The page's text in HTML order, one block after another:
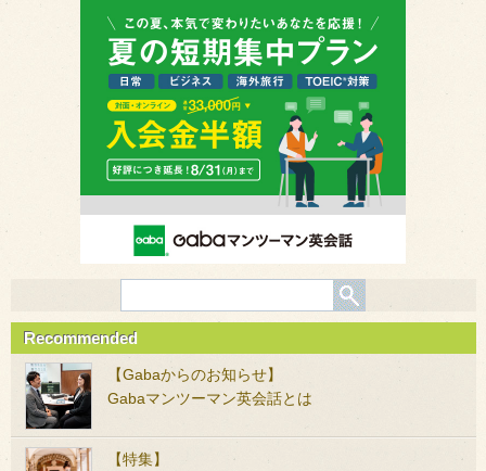
Recommended
【Gabaからのお知らせ】
Gabaマンツーマン英会話とは
【特集】